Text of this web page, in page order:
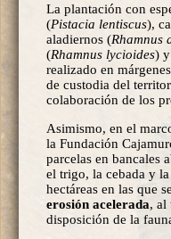
La plantación con
(Pistacia lentiscus),
aladiernos (Rhamnus
(Rhamnus lycioides)
realizado en
de custodia del
colaboración de los
Asimismo, en el
la Fundación
parcelas en bancales
el trigo, la cebada y
hectáreas en las que
erosión acelerada, al
disposición de la